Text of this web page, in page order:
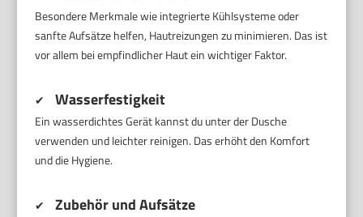
Besondere Merkmale wie integrierte Kühlsysteme oder
sanfte Aufsätze helfen, Hautreizungen zu minimieren. Das ist
vor allem bei empfindlicher Haut ein wichtiger Faktor.
✔ Wasserfestigkeit
Ein wasserdichtes Gerät kannst du unter der Dusche
verwenden und leichter reinigen. Das erhöht den Komfort
und die Hygiene.
✔ Zubehör und Aufsätze